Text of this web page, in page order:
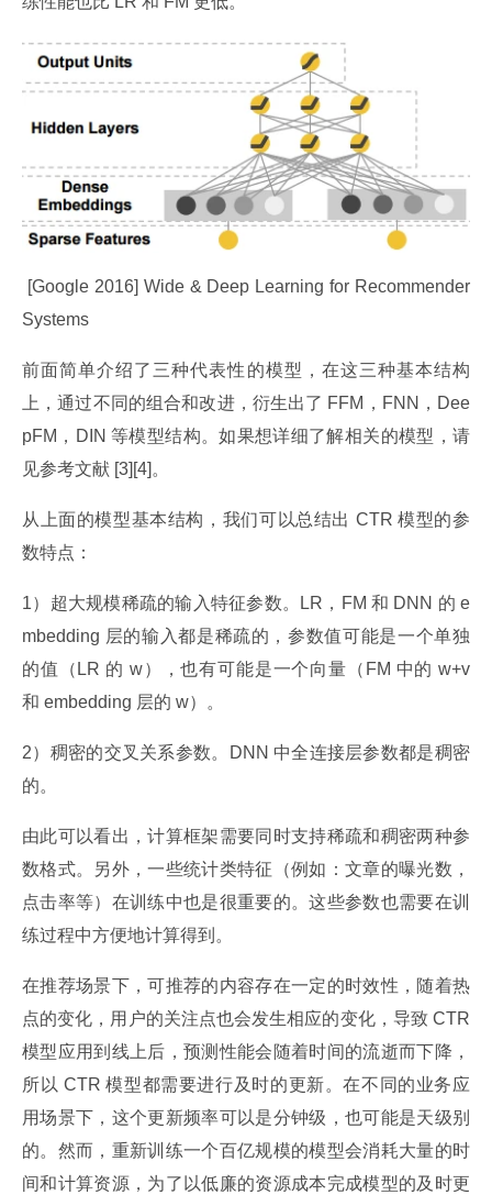
Systems
前面简单介绍了三种代表性的模型，在这三种基本结构
上，通过不同的组合和改进，衍生出了 FFM，FNN，Dee
pFM，DIN 等模型结构。如果想详细了解相关的模型，请
见参考文献 [3][4]。
从上面的模型基本结构，我们可以总结出 CTR 模型的参
数特点：
1）超大规模稀疏的输入特征参数。LR，FM 和 DNN 的 e
mbedding 层的输入都是稀疏的，参数值可能是一个单独
的值（LR 的 w），也有可能是一个向量（FM 中的 w+v
和 embedding 层的 w）。
2）稠密的交叉关系参数。DNN 中全连接层参数都是稠密
的。
由此可以看出，计算框架需要同时支持稀疏和稠密两种参
数格式。另外，一些统计类特征（例如：文章的曝光数，
点击率等）在训练中也是很重要的。这些参数也需要在训
练过程中方便地计算得到。
在推荐场景下，可推荐的内容存在一定的时效性，随着热
点的变化，用户的关注点也会发生相应的变化，导致 CTR
模型应用到线上后，预测性能会随着时间的流逝而下降，
所以 CTR 模型都需要进行及时的更新。在不同的业务应
用场景下，这个更新频率可以是分钟级，也可能是天级别
的。然而，重新训练一个百亿规模的模型会消耗大量的时
间和计算资源，为了以低廉的资源成本完成模型的及时更